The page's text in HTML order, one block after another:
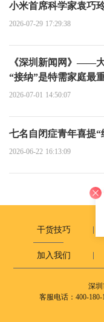
小米首席科学家袁巧
2026-07-29 17:29:38
《深圳新闻网》——
“接纳”是特需家庭最
2026-07-01 14:50:07
七名自闭症青年喜提
2026-06-22 16:13:09
干货技巧
加入我们
深圳
客服电话：400-180-